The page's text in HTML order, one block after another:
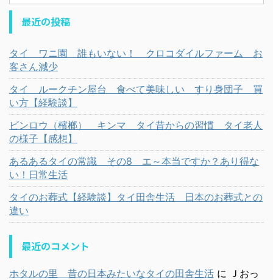
最近の投稿
タイ ワニ園 誰もいない！ クロコダイルファーム お
客さん減少
タイ ルークチン屋台 食べて美味しい すり身団子 買
い方【経験談】
ビンロウ（檳榔） キンマ タイ昔からの習慣 タイ老人
の様子【感想】
あるあるタイの常識 その8 エ～本当ですか？あり得な
い！日常生活
タイのお葬式【経験談】タイ田舎生活 日本のお葬式との
違い
最近のコメント
ホタルの里 昔の日本みたいなタイの田舎生活 に Ｊおっ